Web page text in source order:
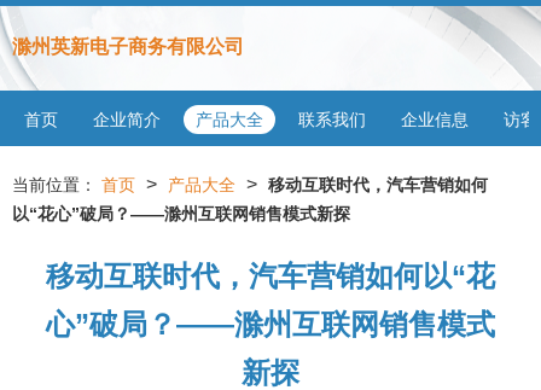
滁州英新电子商务有限公司
首页 企业简介 产品大全 联系我们 企业信息 访客
当前位置： 首页 > 产品大全 > 移动互联时代，汽车营销如何
以“花心”破局？——滁州互联网销售模式新探
移动互联时代，汽车营销如何以“花
心”破局？——滁州互联网销售模式
新探